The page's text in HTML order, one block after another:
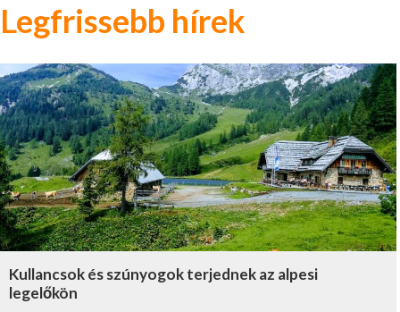
Legfrissebb hírek
Kullancsok és szúnyogok terjednek az alpesi
legelőkön